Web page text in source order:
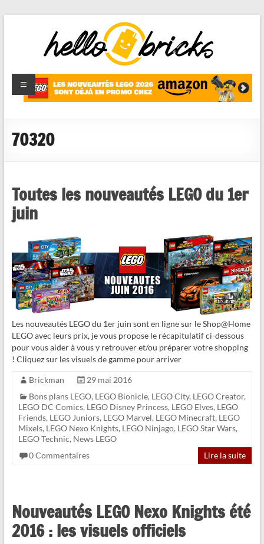
HelloBricks
Blog LEGO,
nouveaut�s
reviews
70320
Toutes les nouveautés LEGO du 1er
juin
Les nouveautés LEGO du 1er juin sont en ligne sur le Shop@Home
LEGO avec leurs prix, je vous propose le récapitulatif ci-dessous
pour vous aider à vous y retrouver et/ou préparer votre shopping
! Cliquez sur les visuels de gamme pour arriver
Brickman
29 mai 2016
Bons plans LEGO, LEGO Bionicle, LEGO City, LEGO Creator,
LEGO DC Comics, LEGO Disney Princess, LEGO Elves, LEGO
Friends, LEGO Juniors, LEGO Marvel, LEGO Minecraft, LEGO
Mixels, LEGO Nexo Knights, LEGO Ninjago, LEGO Star Wars,
LEGO Technic, News LEGO
0 Commentaires
Lire la suite
Nouveautés LEGO Nexo Knights été
2016 : les visuels officiels